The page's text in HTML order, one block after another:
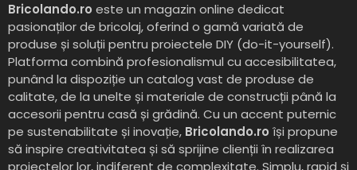
Bricolando.ro este un magazin online dedicat
pasionaților de bricolaj, oferind o gamă variată de
produse și soluții pentru proiectele DIY (do-it-yourself).
Platforma combină profesionalismul cu accesibilitatea,
punând la dispoziție un catalog vast de produse de
calitate, de la unelte și materiale de construcții până la
accesorii pentru casă și grădină. Cu un accent puternic
pe sustenabilitate și inovație, Bricolando.ro își propune
să inspire creativitatea și să sprijine clienții în realizarea